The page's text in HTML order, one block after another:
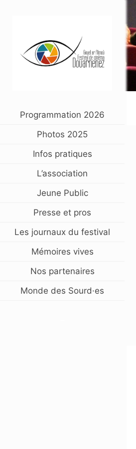
Programmation 2026
Photos 2025
Infos pratiques
L’association
Jeune Public
Presse et pros
Les journaux du festival
Mémoires vives
Nos partenaires
Monde des Sourd·es